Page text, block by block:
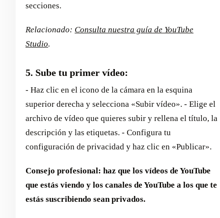
secciones.
Relacionado: Consulta nuestra guía de YouTube
Studio.
5. Sube tu primer vídeo:
- Haz clic en el icono de la cámara en la esquina
superior derecha y selecciona «Subir vídeo». - Elige el
archivo de vídeo que quieres subir y rellena el título, la
descripción y las etiquetas. - Configura tu
configuración de privacidad y haz clic en «Publicar».
Consejo profesional: haz que los vídeos de YouTube
que estás viendo y los canales de YouTube a los que te
estás suscribiendo sean privados.